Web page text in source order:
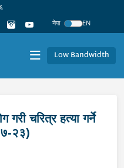
नेपा
EN
Low Bandwidth
चरित्र हत्या गर्ने
२३)